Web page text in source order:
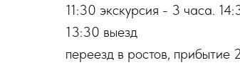
11:30 экскурсия - 3 часа.
13:30 выезд
переезд в ростов, прибытие